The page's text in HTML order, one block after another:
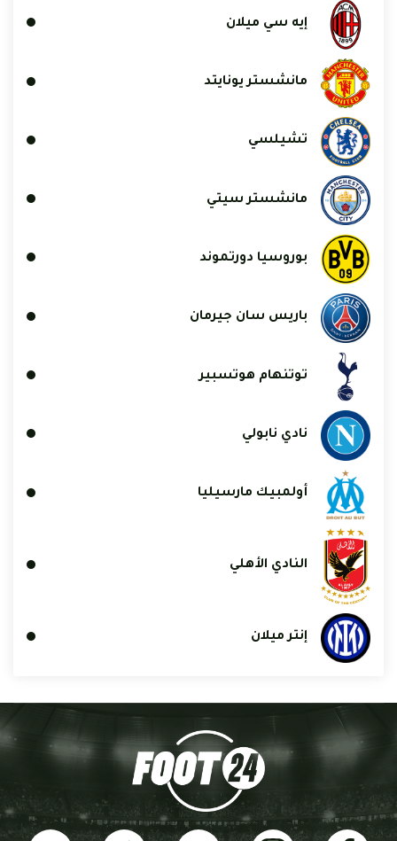
إيه سي ميلان
مانشستر يونايتد
تشيلسي
مانشستر سيتي
بوروسيا دورتموند
باريس سان جيرمان
توتنهام هوتسبير
نادي نابولي
أولمبيك مارسيليا
النادي الأهلي
إنتر ميلان